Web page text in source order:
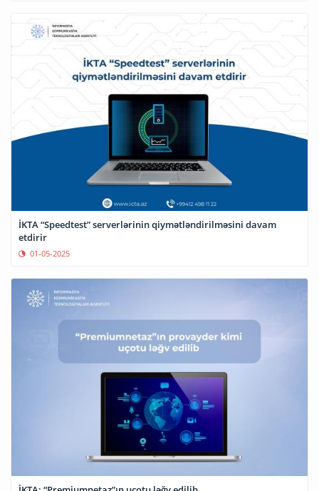
İKTA “Speedtest” serverlərinin qiymətləndirilməsini davam
etdirir
01-05-2025